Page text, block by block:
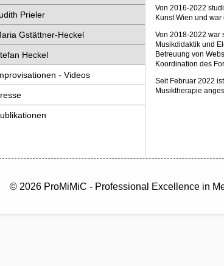
Prieler
Gstättner-Heckel
Heckel
- Videos
Von 2016-2022
Kunst Wien und
Von 2018-2022 war
Musikdidaktik und
Betreuung von
Koordination des
Seit Februar 2022
Musiktherapie
© 2026 ProMiMiC - Professional Excellence in